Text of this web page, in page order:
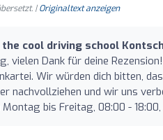
|Originaltext anzeigen
the cool driving school
vielen Dank für deine
Wir würden dich bitten,
nachvollziehen und wir uns
bis Freitag, 08:00 -